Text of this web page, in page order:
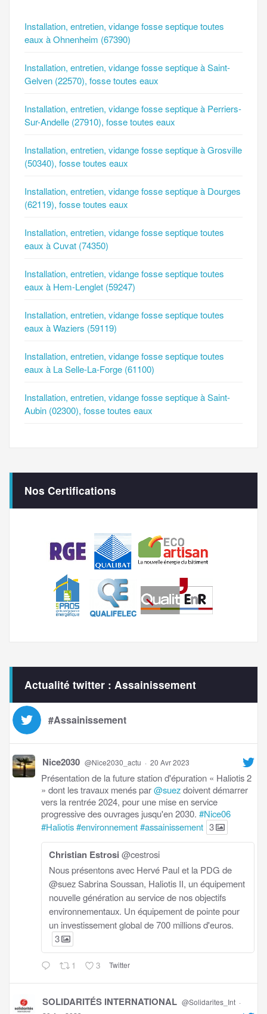
Installation, entretien, vidange fosse septique toutes
eaux à Ohnenheim (67390)
Installation, entretien, vidange fosse septique à Saint-
Gelven (22570), fosse toutes eaux
Installation, entretien, vidange fosse septique à Perriers-
Sur-Andelle (27910), fosse toutes eaux
Installation, entretien, vidange fosse septique à Grosville
(50340), fosse toutes eaux
Installation, entretien, vidange fosse septique à Dourges
(62119), fosse toutes eaux
Installation, entretien, vidange fosse septique toutes
eaux à Cuvat (74350)
Installation, entretien, vidange fosse septique toutes
eaux à Hem-Lenglet (59247)
Installation, entretien, vidange fosse septique toutes
eaux à Waziers (59119)
Installation, entretien, vidange fosse septique toutes
eaux à La Selle-La-Forge (61100)
Installation, entretien, vidange fosse septique à Saint-
Aubin (02300), fosse toutes eaux
Nos Certifications
Actualité twitter : Assainissement
#Assainissement
Nice2030 @Nice2030_actu · 20 Avr 2023
Présentation de la future station d'épuration « Haliotis 2
» dont les travaux menés par@suezdoivent démarrer
vers la rentrée 2024, pour une mise en service
progressive des ouvrages jusqu'en 2030. #Nice06
#Haliotis#environnement#assainissement 3
Christian Estrosi @cestrosi
Nous présentons avec Hervé Paul et la PDG de
@suez Sabrina Soussan, Haliotis II, un équipement
nouvelle génération au service de nos objectifs
environnementaux. Un équipement de pointe pour
un investissement global de 700 millions d'euros.
3
1 3 Twitter
SOLIDARITÉS INTERNATIONAL @Solidarites_Int ·